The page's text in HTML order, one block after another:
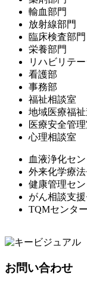
輸血部門
放射線部門
臨床検査部門
栄養部門
リハビリテ
看護部
事務部
福祉相談室
地域医療福
医療安全管
心理相談室
血液浄化セ
外来化学療
健康管理セ
がん相談支
TQMセンター
お問い合わせ